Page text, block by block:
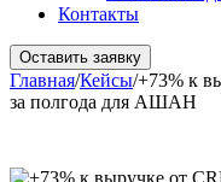
Контакты
Оставить заявку
Главная/Кейсы/+73% к
за полгода для АШАН